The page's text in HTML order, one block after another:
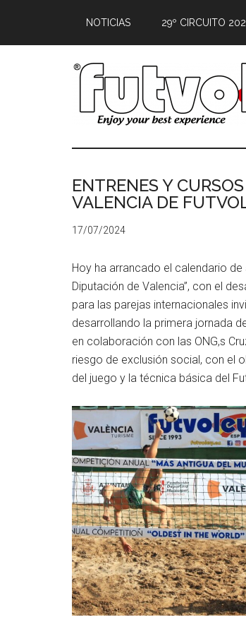
NOTICIAS 29º CIRCUITO
ENTRENES Y
VALENCIA DE
17/07/2024
Hoy ha arrancado el calendario
Diputación de Valencia”, con el
para las parejas internacionales
desarrollando la primera jornada
en colaboración con las ONG,s
riesgo de exclusión social, con el
del juego y la técnica básica del